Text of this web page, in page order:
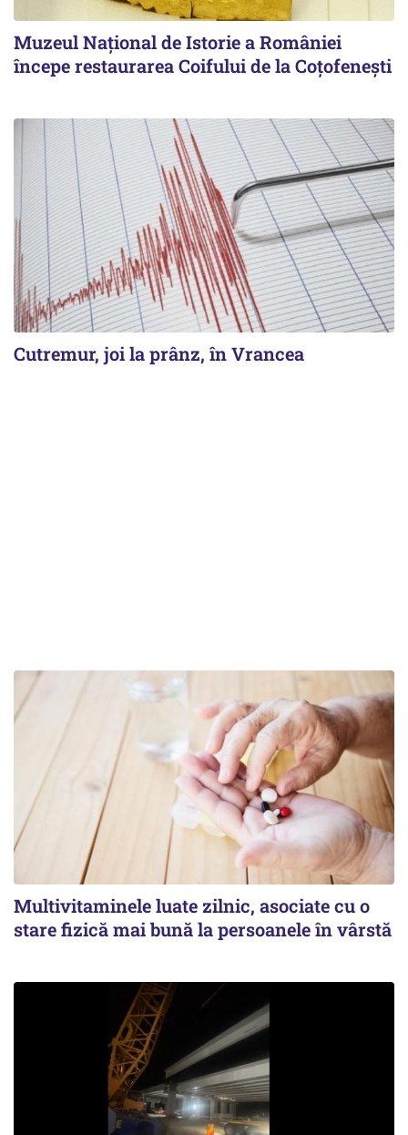
Muzeul Național de Istorie a României
începe restaurarea Coifului de la Coțofenești
Cutremur, joi la prânz, în Vrancea
Multivitaminele luate zilnic, asociate cu o
stare fizică mai bună la persoanele în vârstă